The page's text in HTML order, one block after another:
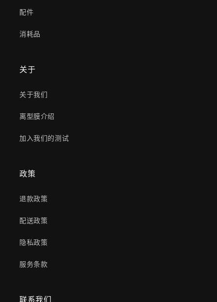
配件
消耗品
关于
关于我们
离型膜介绍
加入我们的测试
政策
退款政策
配送政策
隐私政策
服务条款
联系我们